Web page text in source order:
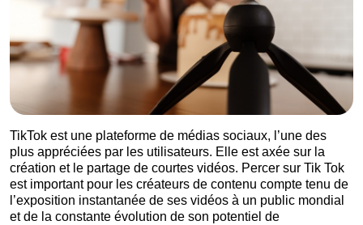
TikTok est une plateforme de médias sociaux, l’une des
plus appréciées par les utilisateurs. Elle est axée sur la
création et le partage de courtes vidéos. Percer sur Tik Tok
est important pour les créateurs de contenu compte tenu de
l’exposition instantanée de ses vidéos à un public mondial
et de la constante évolution de son potentiel de